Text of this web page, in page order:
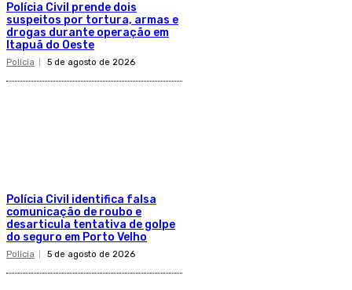
Polícia Civil prende dois
suspeitos por tortura, armas e
drogas durante operação em
Itapuã do Oeste
Policia 5 de agosto de 2026
Polícia Civil identifica falsa
comunicação de roubo e
desarticula tentativa de golpe
do seguro em Porto Velho
Policia 5 de agosto de 2026